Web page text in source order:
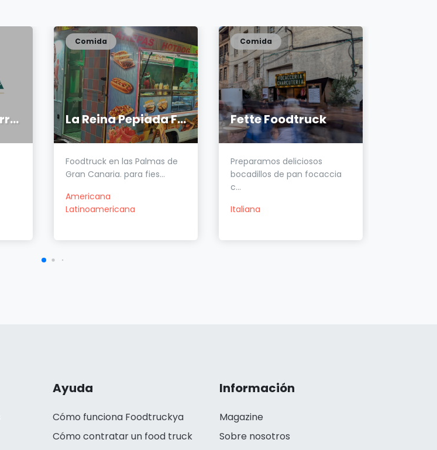
Nómada by Charrua's La Reina Pepiada Foodtruck
Comida
Foodtruck en las Palmas de
Gran Canaria. para fies...
Americana
Latinoamericana
Fette Foodtruck
Comida
Preparamos deliciosos
bocadillos de pan focaccia
c...
Italiana
Ayuda
Cómo funciona Foodtruckya
Cómo contratar un food truck
Información
Magazine
Sobre nosotros